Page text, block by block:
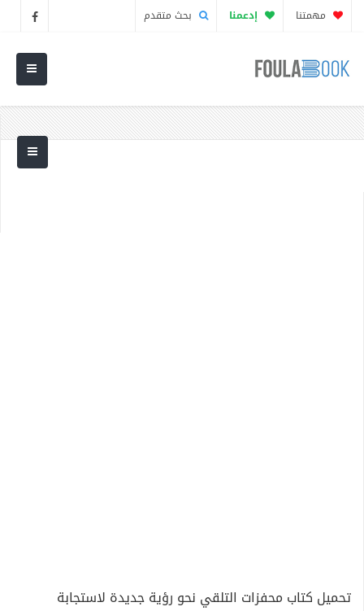
مهمتنا إدعمنا بحث متقدم
تحميل كتاب محفزات التلقي نحو رؤية جديدة لاستجابة